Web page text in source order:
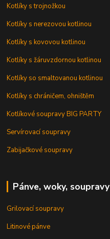
Kotlíky s trojnožkou
Kotlíky s nerezovou kotlinou
Kotlíky s kovovou kotlinou
Kotlíky s žáruvzdornou kotlinou
Kotlíky so smaltovanou kotlinou
Kotlíky s chráničem, ohništěm
Kotlíkové soupravy BIG PARTY
Servírovací soupravy
Zabijačkové soupravy
Pánve, woky, soupravy
Grilovací soupravy
Litinové pánve